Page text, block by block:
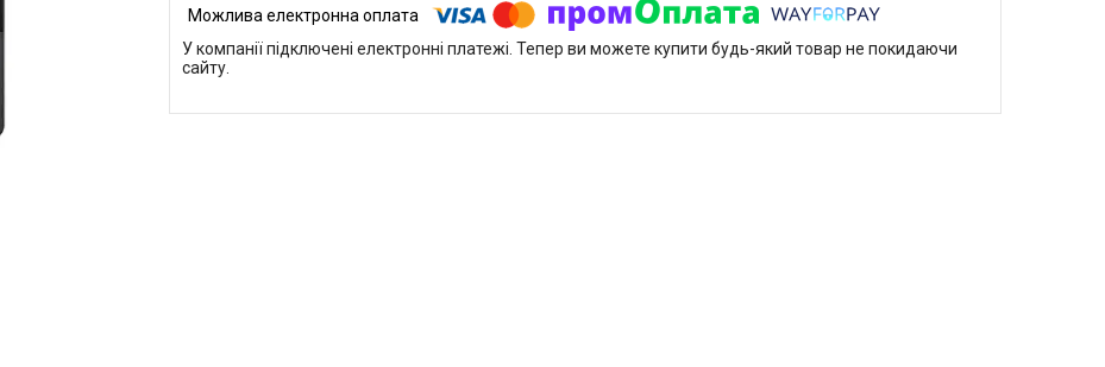
У компанії підключені електронні платежі. Тепер ви можете купити будь-який товар не покидаючи
сайту.